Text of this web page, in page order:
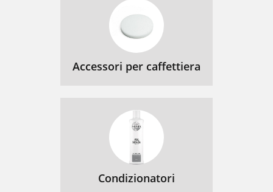
Accessori per caffettiera
Condizionatori